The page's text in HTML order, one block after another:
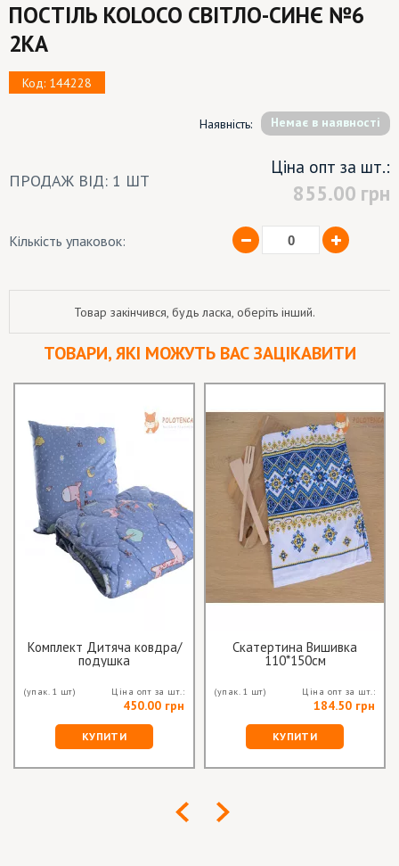
ПОСТІЛЬ KOLOCO СВІТЛО-СИНЄ №6
2КА
Код: 144228
Наявність: Немає в наявності
ПРОДАЖ ВІД: 1 ШТ
Ціна опт за шт.:
855.00 грн
Кількість упаковок:
Товар закінчився, будь ласка, оберіть інший.
ТОВАРИ, ЯКІ МОЖУТЬ ВАС ЗАЦІКАВИТИ
Комплект Дитяча ковдра/
подушка
(упак. 1 шт) Ціна опт за шт.:
450.00 грн
КУПИТИ
Скатертина Вишивка
110*150см
(упак. 1 шт) Ціна опт за шт.:
184.50 грн
КУПИТИ